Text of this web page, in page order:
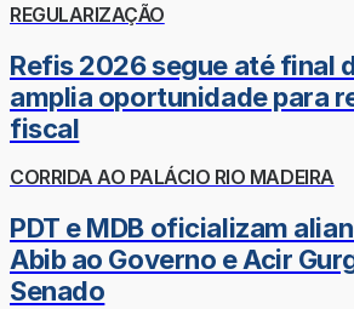
REGULARIZAÇÃO
Refis 2026 segue até final
amplia oportunidade para
fiscal
CORRIDA AO PALÁCIO RIO MADEIRA
PDT e MDB oficializam
Abib ao Governo e Acir
Senado